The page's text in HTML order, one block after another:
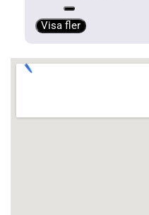
Visa fler